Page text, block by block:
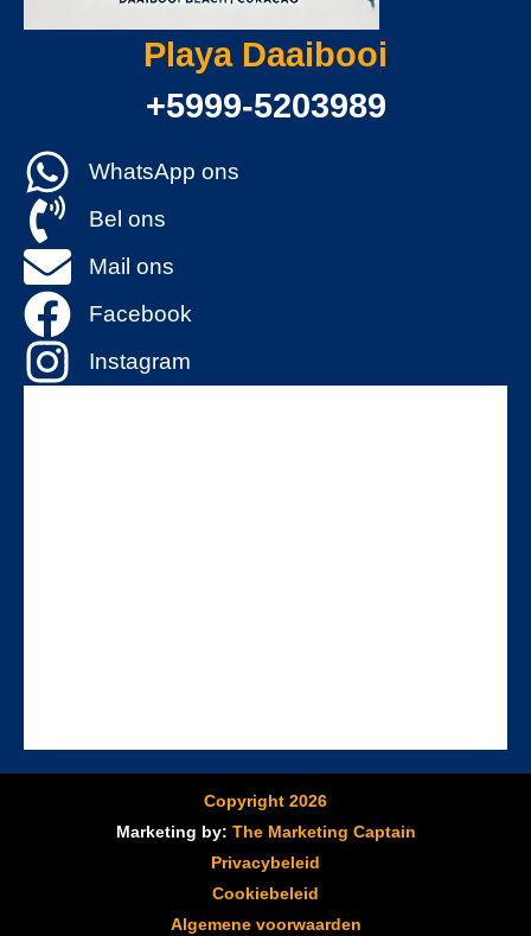
Playa Daaibooi
+5999-5203989
WhatsApp ons
Bel ons
Mail ons
Facebook
Instagram
Copyright 2026
Marketing by: The Marketing Captain
Privacybeleid
Cookiebeleid
Algemene voorwaarden